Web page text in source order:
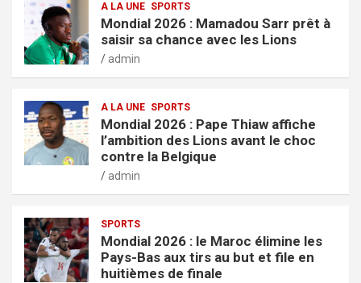
A LA UNE SPORTS
Mondial 2026 : Mamadou Sarr prêt à
saisir sa chance avec les Lions
admin
A LA UNE SPORTS
Mondial 2026 : Pape Thiaw affiche
l’ambition des Lions avant le choc
contre la Belgique
admin
SPORTS
Mondial 2026 : le Maroc élimine les
Pays-Bas aux tirs au but et file en
huitièmes de finale